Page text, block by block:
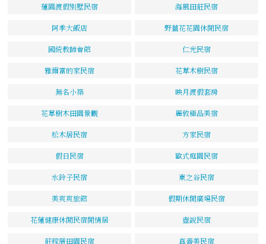
蓮園渡假別墅民宿 海風田莊民宿
阿季大飯店 野薑花花園休閒民宿
國統教師會館 仁光民宿
雅爾富的家民宿 花草木樹民宿
無名小築 映月渡假套房
花草樹木田園景觀 麗敦極品美宿
松木居民宿 方家民宿
假日民宿 歐式庭園民宿
水鈴子民宿 東之谷民宿
美爽爽旅館 假期休閒廣場民宿
花蓮健康休閒民宿閒情居 壺說民宿
莊稼厝田園民宿 真善美民宿